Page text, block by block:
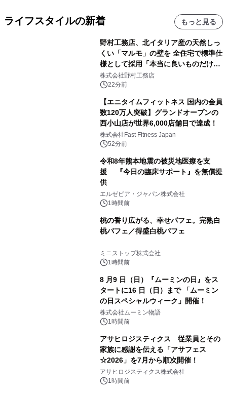
ライフスタイルの新着 もっと見る
野村工務店、北イタリア産の天然しっ
くい「マルモ」の壁を 全住宅で標準仕
様として採用「本当に良いものだけに
こだわる」
株式会社野村工務店
22分前
【エニタイムフィットネス 国内の会員
数120万人突破】グランドオープンの
西小山店が世界6,000店舗目で達成！
株式会社Fast Fitness Japan
52分前
令和8年熊本地震の被災地医療を支
援 『今日の臨床サポート』を無償提
供
エルゼビア・ジャパン株式会社
1時間前
桃の香り広がる、幸せパフェ。完熟白
桃パフェ／得盛白桃パフェ
ミニストップ株式会社
1時間前
8 月9 日（日）『ムーミンの日』をス
タートに16 日（日）まで 「ムーミン
の日スペシャルウィーク」開催！
株式会社ムーミン物語
1時間前
アサヒロジスティクス 従業員とその
家族に感謝を伝える「アサフェス
☆2026」を7月から順次開催！
アサヒロジスティクス株式会社
1時間前